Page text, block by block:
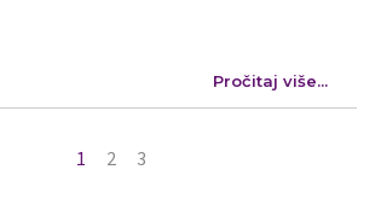
Pročitaj više...
1 2 3